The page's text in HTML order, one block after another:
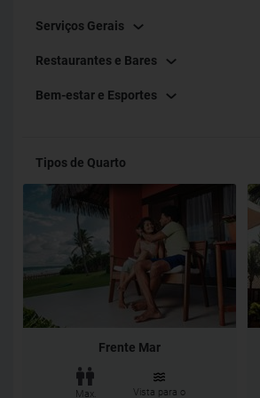
Serviços Gerais
Restaurantes e Bares
Bem-estar e Esportes
Tipos de Quarto
Frente Mar
Max.
Vista para o